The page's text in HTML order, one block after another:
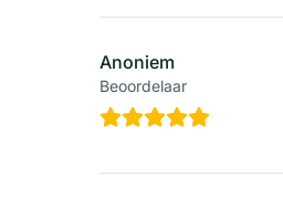
Anoniem
Beoordelaar